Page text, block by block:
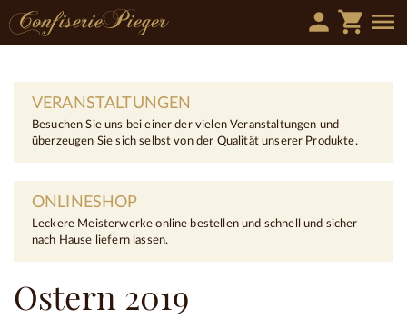
person shopping_cart menu
VERANSTALTUNGEN
Besuchen Sie uns bei einer der vielen Veranstaltungen und
überzeugen Sie sich selbst von der Qualität unserer Produkte.
ONLINESHOP
Leckere Meisterwerke online bestellen und schnell und sicher
nach Hause liefern lassen.
Ostern 2019